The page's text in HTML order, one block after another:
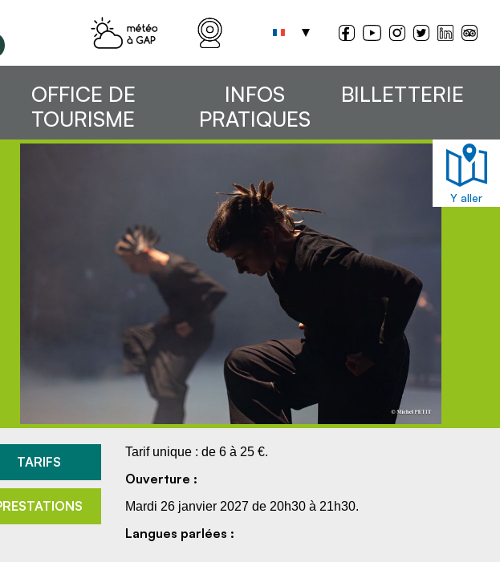
OFFICE DE
TOURISME
INFOS
PRATIQUES
BILLETTERIE
Y aller
TARIFS
Tarif unique : de 6 à 25 €.
Ouverture :
Mardi 26 janvier 2027 de 20h30 à 21h30.
Langues parlées :